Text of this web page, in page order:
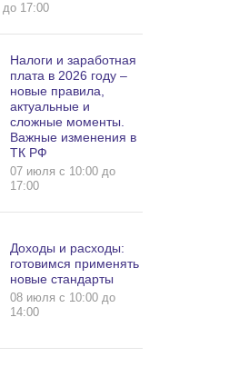
17:00
Налоги и заработная
плата в 2026 году –
новые правила,
актуальные и
сложные моменты.
Важные изменения в
ТК РФ
07 июля c 10:00 до
17:00
Доходы и расходы:
готовимся применять
новые стандарты
08 июля c 10:00 до
14:00